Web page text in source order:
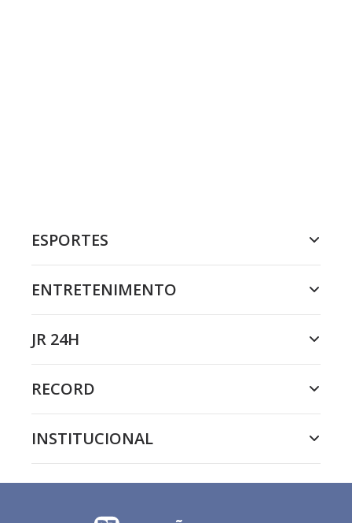
ESPORTES
ENTRETENIMENTO
JR 24H
RECORD
INSTITUCIONAL